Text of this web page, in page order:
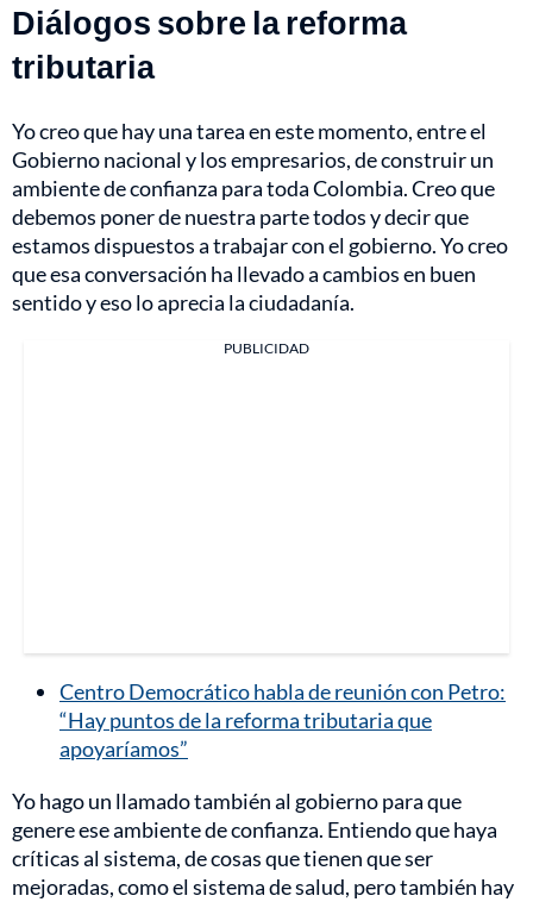
Diálogos sobre la reforma
tributaria
Yo creo que hay una tarea en este momento, entre el
Gobierno nacional y los empresarios, de construir un
ambiente de confianza para toda Colombia. Creo que
debemos poner de nuestra parte todos y decir que
estamos dispuestos a trabajar con el gobierno. Yo creo
que esa conversación ha llevado a cambios en buen
sentido y eso lo aprecia la ciudadanía.
PUBLICIDAD
Centro Democrático habla de reunión con Petro:
“Hay puntos de la reforma tributaria que
apoyaríamos”
Yo hago un llamado también al gobierno para que
genere ese ambiente de confianza. Entiendo que haya
críticas al sistema, de cosas que tienen que ser
mejoradas, como el sistema de salud, pero también hay